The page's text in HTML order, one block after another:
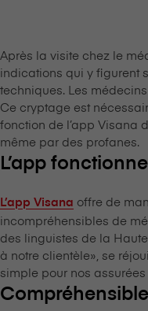
Après la visite chez le
indications qui y figurent
techniques. Les
Ce cryptage est
fonction de l’app V⁠i⁠s⁠a⁠n⁠a
même par des profanes.
L’app
L’app V⁠i⁠s⁠a⁠n⁠a offre de
incompréhensibles de
des linguistes de la
à notre clientèle», se
simple pour nos